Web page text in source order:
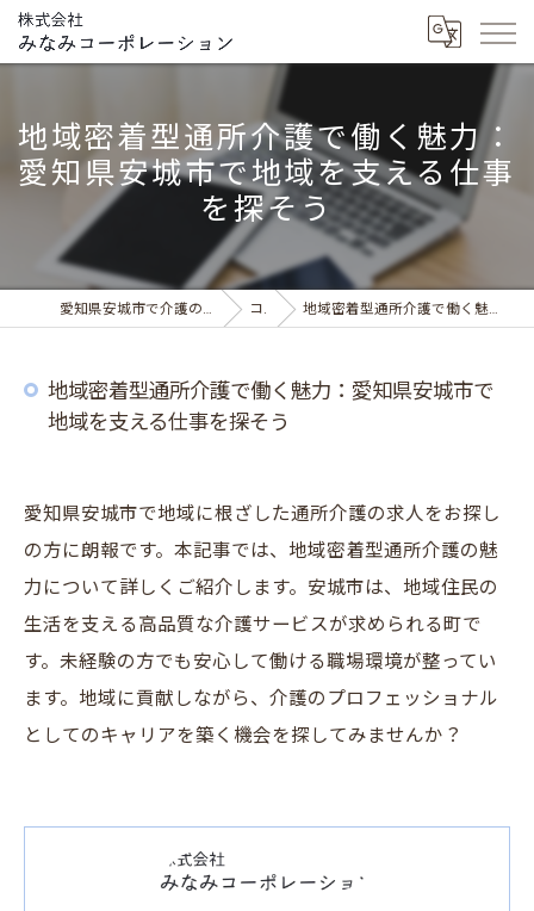
地域密着型通所介護で働く魅力：
愛知県安城市で地域を支える仕事
を探そう
愛知県安城市で介護の求人ならデイサービス みなみの風 コラム 地域密着型通所介護で働く魅力：愛知県安城市で地域を支える仕事を探そう
地域密着型通所介護で働く魅力：愛知県安城市で
地域を支える仕事を探そう
愛知県安城市で地域に根ざした通所介護の求人をお探し
の方に朗報です。本記事では、地域密着型通所介護の魅
力について詳しくご紹介します。安城市は、地域住民の
生活を支える高品質な介護サービスが求められる町で
す。未経験の方でも安心して働ける職場環境が整ってい
ます。地域に貢献しながら、介護のプロフェッショナル
としてのキャリアを築く機会を探してみませんか？